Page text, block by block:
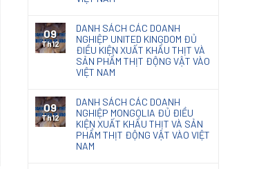
09
Th12
DANH SÁCH CÁC DOANH
NGHIỆP UNITED KINGDOM ĐỦ
ĐIỀU KIỆN XUẤT KHẨU THỊT VÀ
SẢN PHẨM THỊT ĐỘNG VẬT VÀO
VIỆT NAM
09
Th12
DANH SÁCH CÁC DOANH
NGHIỆP MONGOLIA ĐỦ ĐIỀU
KIỆN XUẤT KHẨU THỊT VÀ SẢN
PHẨM THỊT ĐỘNG VẬT VÀO VIỆT
NAM